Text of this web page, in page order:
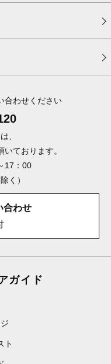
合わせください
、
ております。
17：00
く）
合わせ
ガイド
ト